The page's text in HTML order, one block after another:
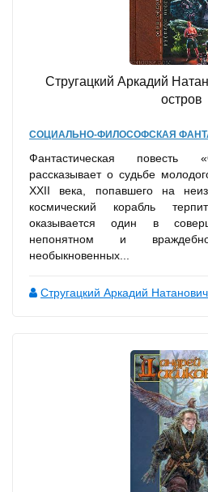
Стругацкий Аркадий
остров
СОЦИАЛЬНО-ФИЛОСОФСКАЯ
Фантастическая повесть
рассказывает о судьбе
XXII века, попавшего на
космический корабль
оказывается один в
непонятном и
необыкновенных...
Стругацкий Аркадий Натанович